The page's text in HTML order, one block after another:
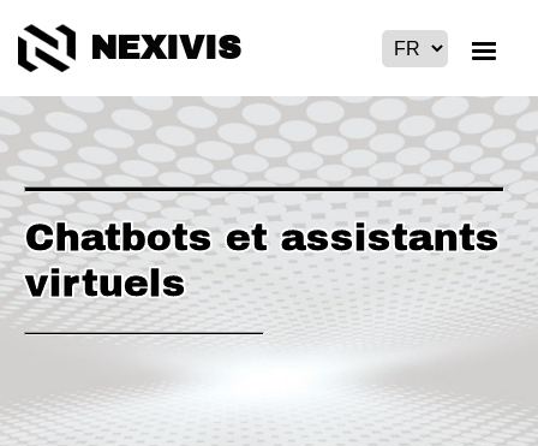
NEXIVIS
Chatbots et assistants
virtuels